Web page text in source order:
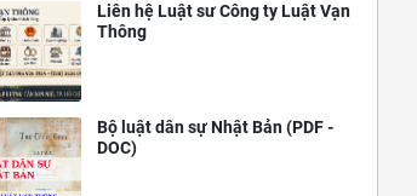
Liên hệ Luật sư Công ty Luật Vạn
Thông
Bộ luật dân sự Nhật Bản (PDF -
DOC)